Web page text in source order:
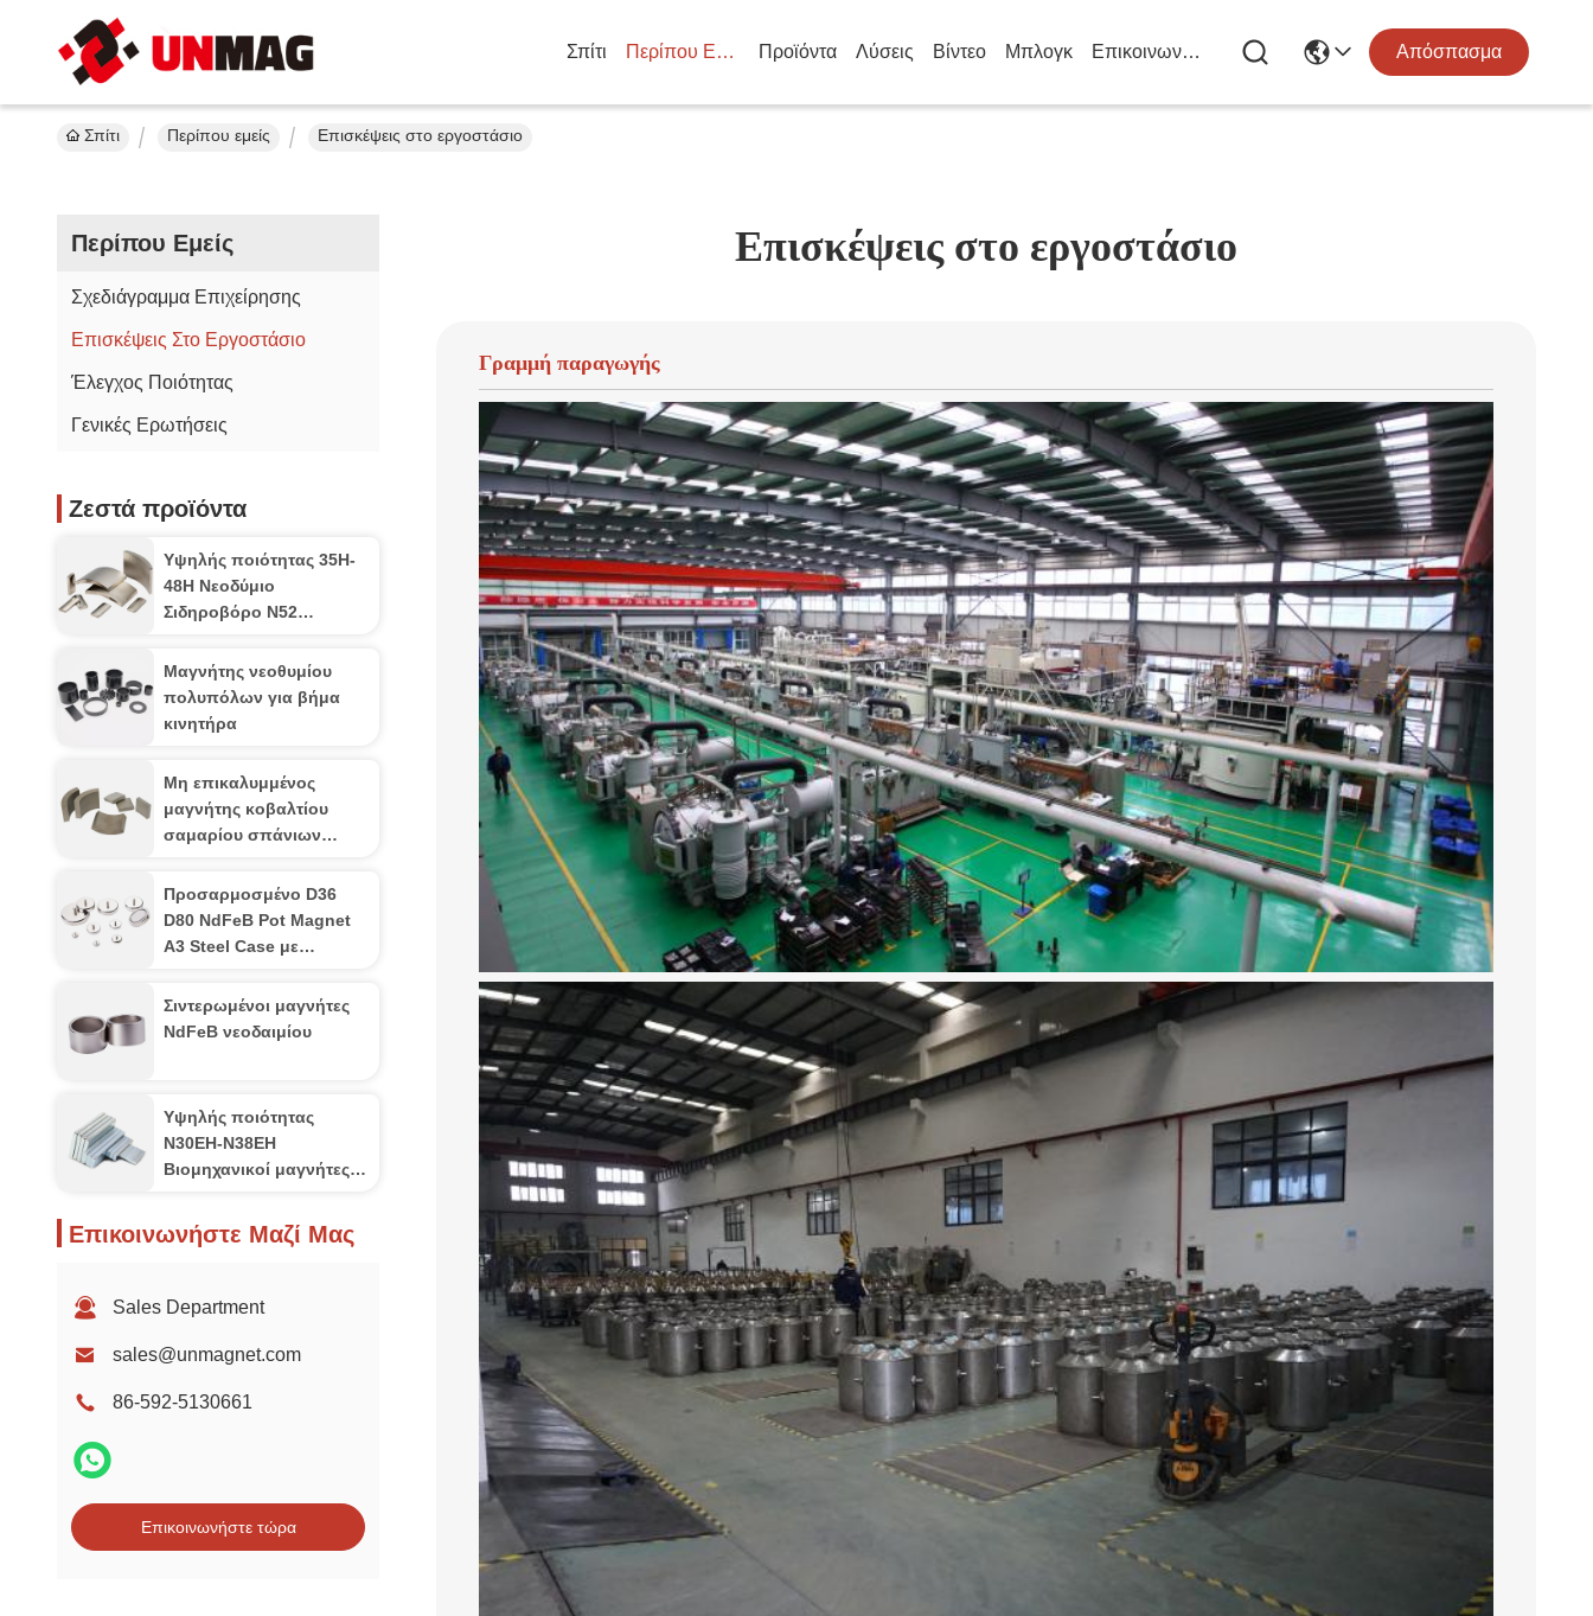
Σπίτι Περίπου Εμείς Προϊόντα Λύσεις Βίντεο Μπλογκ Επικοινωνήστε Μαζί Μας Απόσπασμα
Σπίτι Περίπου εμείς Επισκέψεις στο εργοστάσιο
Περίπου Εμείς
Σχεδιάγραμμα Επιχείρησης
Επισκέψεις Στο Εργοστάσιο
Έλεγχος Ποιότητας
Γενικές Ερωτήσεις
Ζεστά προϊόντα
Υψηλής ποιότητας 35H-
48H Νεοδύμιο
Σιδηροβόρο N52
Μαγνήτης νεοθυμίου
πολυπόλων για βήμα
κινητήρα
Μη επικαλυμμένος
μαγνήτης κοβαλτίου
σαμαρίου σπάνιων
για κινητήρα
Προσαρμοσμένο D36
D80 NdFeB Pot Magnet
A3 Steel Case με
Σιντερωμένοι μαγνήτες
NdFeB νεοδαιμίου
Υψηλής ποιότητας
N30EH-N38EH
Βιομηχανικοί μαγνήτες
Επικοινωνήστε Μαζί Μας
Sales Department
sales@unmagnet.com
86-592-5130661
Επικοινωνήστε τώρα
Επισκέψεις στο εργοστάσιο
Γραμμή παραγωγής